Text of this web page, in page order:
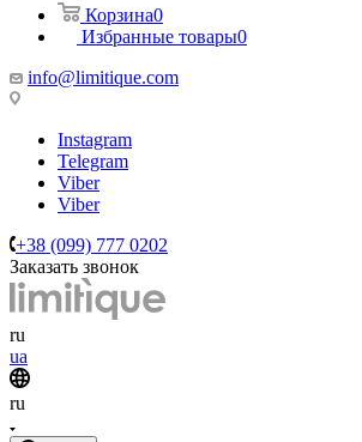
Корзина0
Избранные товары0
info@limitique.com
Instagram
Telegram
Viber
Viber
+38 (099) 777 0202
Заказать звонок
ru
ua
ru